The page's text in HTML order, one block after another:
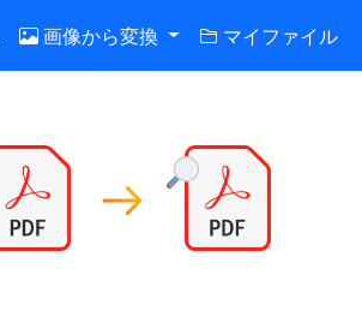
画像から変換 マイファイル